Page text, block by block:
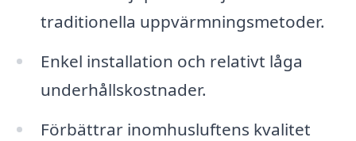
traditionella uppvärmningsmetoder.
Enkel installation och relativt låga
underhållskostnader.
Förbättrar inomhusluftens kvalitet